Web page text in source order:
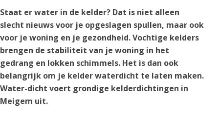
Staat er water in de kelder? Dat is niet alleen
slecht nieuws voor je opgeslagen spullen, maar ook
voor je woning en je gezondheid. Vochtige kelders
brengen de stabiliteit van je woning in het
gedrang en lokken schimmels. Het is dan ook
belangrijk om je kelder waterdicht te laten maken.
Water-dicht voert grondige kelderdichtingen in
Meigem uit.